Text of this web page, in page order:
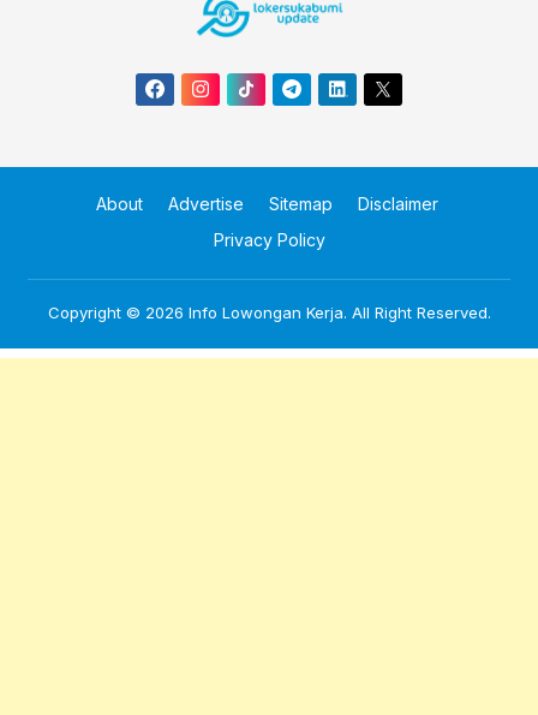
About Advertise Sitemap
Disclaimer
Privacy Policy
Copyright © 2026 Info Lowongan Kerja. All Right Reserved.